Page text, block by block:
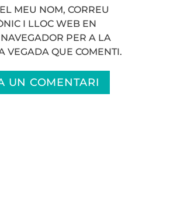
MEU NOM, CORREU
I LLOC WEB EN
PER A LA
VEGADA QUE COMENTI.
UN COMENTARI